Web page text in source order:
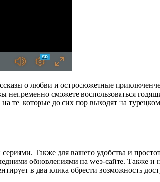
о любви и остросюжетные
сможете воспользоваться
те, которые до сих пор выходят на
Также для вашего удобства и
обновлениями на web-сайте. Также и
в два клика обрести возможность